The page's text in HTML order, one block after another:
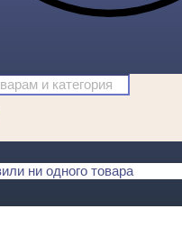
ни одного товара